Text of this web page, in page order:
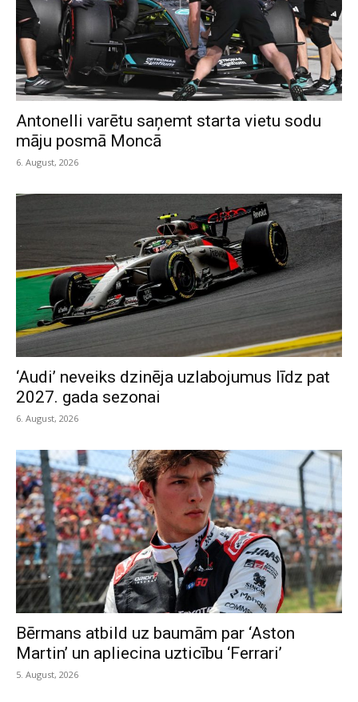
Antonelli varētu saņemt starta vietu sodu
māju posmā Moncā
6. August, 2026
‘Audi’ neveiks dzinēja uzlabojumus līdz pat
2027. gada sezonai
6. August, 2026
Bērmans atbild uz baumām par ‘Aston
Martin’ un apliecina uzticību ‘Ferrari’
5. August, 2026